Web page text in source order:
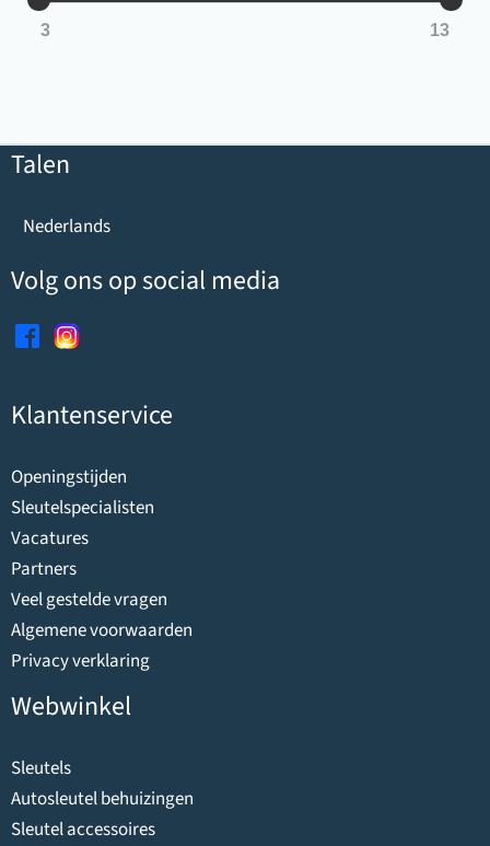
3 13
Talen
Nederlands
Volg ons op social media
Klantenservice
Openingstijden
Sleutelspecialisten
Vacatures
Partners
Veel gestelde vragen
Algemene voorwaarden
Privacy verklaring
Webwinkel
Sleutels
Autosleutel behuizingen
Sleutel accessoires